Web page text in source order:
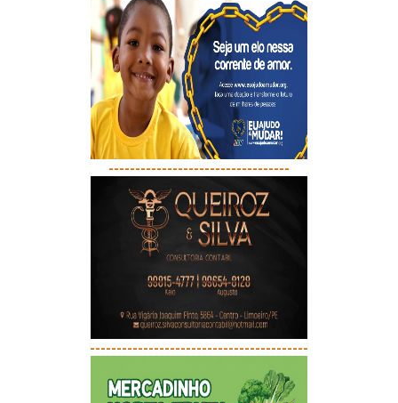
----------------------------------
-----------------------------------------